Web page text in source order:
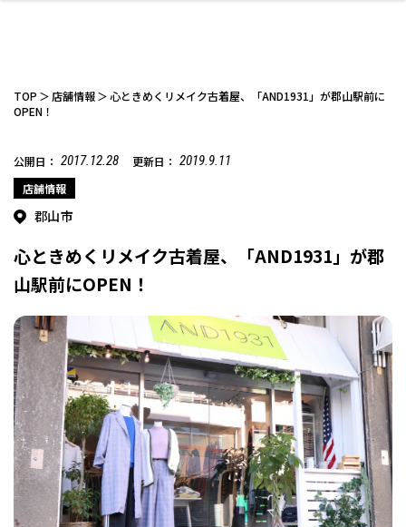
お酒 洋食 中華
和食 わんぱく 福島ローカルグル
メ
デート・友達と ひとりで アウトドア
温泉 体験 名所
美容アイテム エイジングケア メンズ
フィットネス・や
せたい
鍼灸・整体・リラ
クゼーション
まつ毛サロン
ファッション
スポーツ・アウト
ドア
ギフト・お土産 キッズ
インテリア 食品・酒 生活を彩るモノ
保険 病院・クリニック ペット
趣味・スキルアッ
プ
保育園・こども園 子どもの習い事・
塾
リフォーム・リノ
ベーション
自治体インフォ その他
TOP 店舗情報
心ときめくリメイク古着屋、「AND1931」が郡山駅前に
OPEN！
公開日： 2017.12.28 更新日： 2019.9.11
店舗情報
郡山市
心ときめくリメイク古着屋、「AND1931」が郡
山駅前にOPEN！